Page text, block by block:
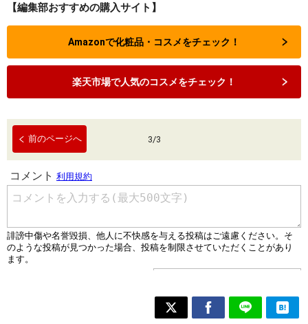
【編集部おすすめの購入サイト】
Amazonで化粧品・コスメをチェック！
楽天市場で人気のコスメをチェック！
前のページへ 3/3